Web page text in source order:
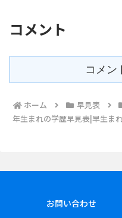
コメント
コメン
ホーム 早見表
年生まれの学歴早見表|早生ま
お問い合わせ